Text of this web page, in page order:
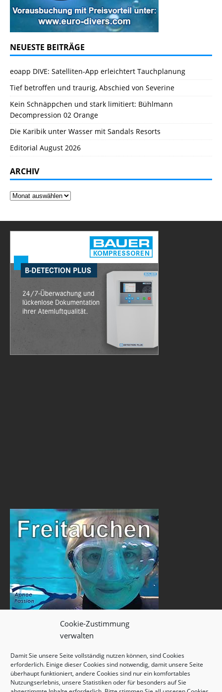
Cookie-Zustimmung
verwalten
Damit Sie unsere Seite vollständig nutzen können, sind Cookies
erforderlich. Einige dieser Cookies sind notwendig, damit unsere Seite
überhaupt funktioniert, andere Cookies sind nur ein komfortables
Nutzungserlebnis, unsere Statistiken oder für besonders auf Sie
NEUESTE BEITRÄGE
eoapp DIVE: Satelliten-App erleichtert Tauchplanung
Tief betroffen und traurig, Abschied von Severine
Kein Schnäppchen und stark limitiert: Bühlmann
Decompression 02 Orange
Die Karibik unter Wasser mit Sandals Resorts
Editorial August 2026
ARCHIV